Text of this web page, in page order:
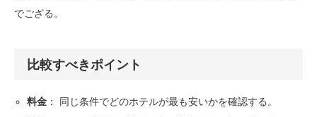
でござる。
比較すべきポイント
料金 ： 同じ条件でどのホテルが最も安いかを確認する。